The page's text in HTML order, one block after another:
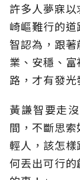
許多人夢寐
崎嶇難行的
智認為，跟
業、安穩、
路，才有發光
黃謙智要走
間，不斷思
輕人，該怎
何丟出可行